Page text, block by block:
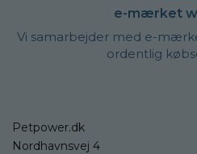
e-mærket
Vi samarbejder med e-
ordentlig
Petpower.dk
Nordhavnsvej 4